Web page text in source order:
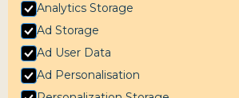
Analytics Storage
Ad Storage
Ad User Data
Ad Personalisation